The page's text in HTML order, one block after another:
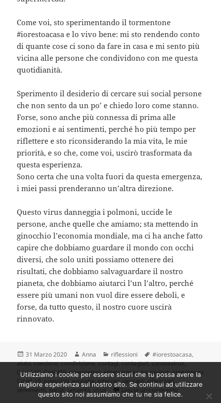
Come voi, sto sperimentando il tormentone
#iorestoacasa e lo vivo bene: mi sto rendendo conto
di quante cose ci sono da fare in casa e mi sento più
vicina alle persone che condividono con me questa
quotidianità.
Sperimento il desiderio di cercare sui social persone
che non sento da un po’ e chiedo loro come stanno.
Forse, sono anche più connessa di prima alle
emozioni e ai sentimenti, perché ho più tempo per
riflettere e sto riconsiderando la mia vita, le mie
priorità, e so che, come voi, uscirò trasformata da
questa esperienza.
Sono certa che una volta fuori da questa emergenza,
i miei passi prenderanno un’altra direzione.
Questo virus danneggia i polmoni, uccide le
persone, anche quelle che amiamo; sta mettendo in
ginocchio l’economia mondiale, ma ci ha anche fatto
capire che dobbiamo guardare il mondo con occhi
diversi, che solo uniti possiamo ottenere dei
risultati, che dobbiamo salvaguardare il nostro
pianeta, che dobbiamo aiutarci l’un l’altro, perché
essere più umani non vuol dire essere deboli, e
forse, da tutto questo, il nostro cuore uscirà
rinnovato.
Scritto
il
31 Marzo 2020 Autore
Anna Categorie
riflessioni Tag
#iorestoacasa,
aiuto,coesione,condivisione,contagi,contagiati,coronavirus,
Covid-19,Covid19,emergenza,emergenza coronavirus,emergenza
Covid-19, emozioni, empatia, internet, pensieri, riflessioni,
sentimenti, social, umanità , virus Lascia un commentosu Emergenza
Utilizziamo i cookie per essere sicuri che tu possa avere la
migliore esperienza sul nostro sito. Se continui ad utilizzare
questo sito noi assumiamo che tu ne sia felice.